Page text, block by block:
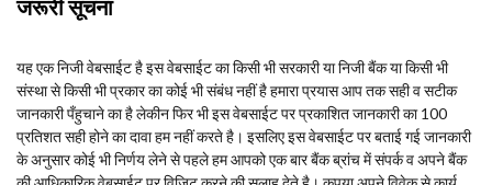
जरूरी सूचना
यह एक निजी वेबसाईट है इस वेबसाईट का किसी भी सरकारी या निजी बैंक या किसी भी
संस्था से किसी भी प्रकार का कोई भी संबंध नहीं है हमारा प्रयास आप तक सही व सटीक
जानकारी पँहुचाने का है लेकीन फिर भी इस वेबसाईट पर प्रकाशित जानकारी का 100
प्रतिशत सही होने का दावा हम नहीं करते है। इसलिए इस वेबसाईट पर बताई गई जानकारी
के अनुसार कोई भी निर्णय लेने से पहले हम आपको एक बार बैंक ब्रांच में संपर्क व अपने बैंक